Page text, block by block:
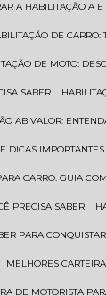
A HABILITAÇÃO A
DE
DE MOTO:
SABER
AB VALOR:
DICAS IMPORTANTES
CARRO: GUIA
PRECISA SABER
PARA
MELHORES
DE MOTORISTA